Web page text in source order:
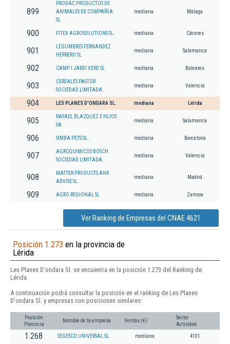
899
PRODAC PRODUCTOS DE
ANIMALES DE COMPAÑIA
SL
mediana Málaga
900 FITEX AGROSOLUTIONS SL. mediana Cáceres
901
LEGUMBRES FERNANDEZ
HERRERO SL
mediana Salamanca
902 CAMP I JARDI VERD SL mediana Baleares
903
CEREALES PASTOR
SOCIEDAD LIMITADA.
mediana Valencia
904 LES PLANES D'ONDARA SL. mediana Lérida
905
RAFAEL BLAZQUEZ E HIJOS
SA
mediana Salamanca
906 SIMBA PETS SL. mediana Barcelona
907
AGROQUIMICOS BOSCH
SOCIEDAD LIMITADA.
mediana Valencia
908
MATTER PRODUCTS AND
ADVISE SL.
mediana Madrid
909 AGRO REGIONAL SL mediana Zamora
Ver Ranking de Empresas del CNAE 4621
Posición 1.273 en la provincia de
Lérida
Les Planes D'ondara Sl. se encuentra en la posición 1.273 del Ranking de
Lérida.
A continuación podrá consultar la posición en el ranking de Les Planes
D'ondara Sl. y empresas con posiciones similares:
Posición
Provincia
Nombre de la empresa Ventas (€)
Sector
Actividad
1.268 SEGESCO UNIVERSAL SL. mediana 4101